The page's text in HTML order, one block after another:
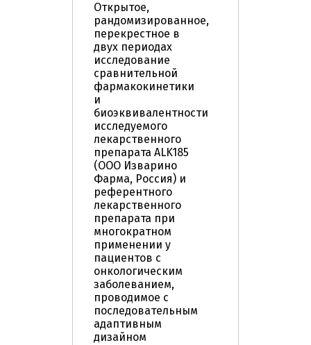
Открытое,
рандомизированное,
перекрестное в
двух периодах
исследование
сравнительной
фармакокинетики
и
биоэквивалентности
исследуемого
лекарственного
препарата ALK185
(ООО Изварино
Фарма, Россия) и
референтного
лекарственного
препарата при
многократном
применении у
пациентов с
онкологическим
заболеванием,
проводимое с
последовательным
адаптивным
дизайном